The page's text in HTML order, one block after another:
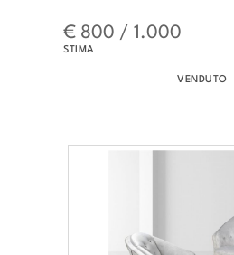
€ 800 / 1.000
STIMA
VENDUTO